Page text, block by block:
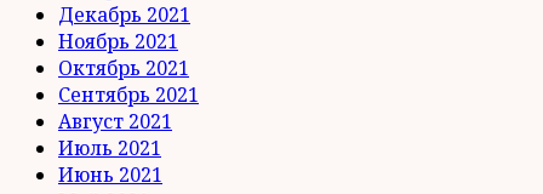
Декабрь 2021
Ноябрь 2021
Октябрь 2021
Сентябрь 2021
Август 2021
Июль 2021
Июнь 2021